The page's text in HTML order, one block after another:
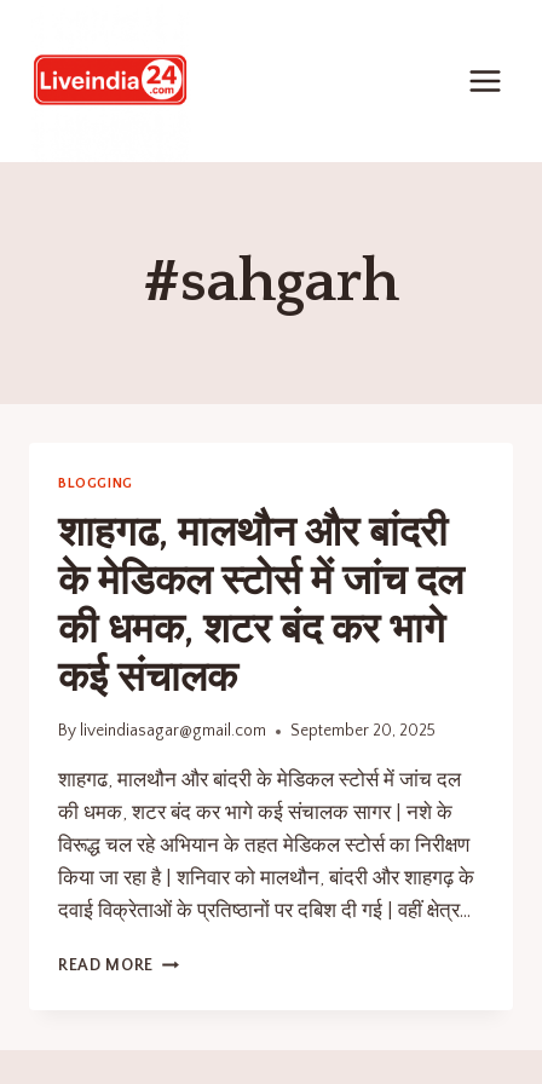
#sahgarh
BLOGGING
शाहगढ, मालथौन और बांदरी
के मेडिकल स्टोर्स में जांच दल
की धमक, शटर बंद कर भागे
कई संचालक
By liveindiasagar@gmail.com September 20, 2025
शाहगढ, मालथौन और बांदरी के मेडिकल स्टोर्स में जांच दल
की धमक, शटर बंद कर भागे कई संचालक सागर | नशे के
विरूद्ध चल रहे अभियान के तहत मेडिकल स्टोर्स का निरीक्षण
किया जा रहा है | शनिवार को मालथौन, बांदरी और शाहगढ़ के
दवाई विक्रेताओं के प्रतिष्ठानों पर दबिश दी गई | वहीं क्षेत्र…
READ MORE